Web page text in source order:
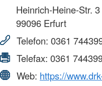
Heinrich-Heine-Str. 3
99096 Erfurt
Telefon: 0361
Telefax: 0361
Web: https://